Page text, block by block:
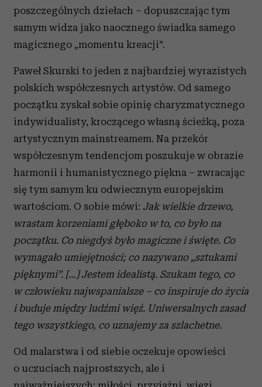
poszczególnych dziełach – dopuszczając tym
samym widza jako naocznego świadka samego
magicznego „momentu kreacji”.
Paweł Skurski to jeden z najbardziej wyrazistych
polskich współczesnych artystów. Od samego
początku zyskał sobie opinię charyzmatycznego
indywidualisty, kroczącego własną ścieżką, poza
artystycznym mainstreamem. Na przekór
współczesnym tendencjom poszukuje w obrazie
harmonii i humanistycznego piękna – zwracając
się tym samym ku odwiecznym europejskim
wartościom. O sobie mówi: Jak wielkie drzewo,
wrastam korzeniami głęboko w to, co było na
początku. Co niegdyśbyło magiczne iświęte. Co
wymagało umiejętności; co nazywano „sztukami
pięknymi”. […] Jestem idealistą. Szukam tego, co
w człowieku najwspanialsze – co inspiruje dożycia
i buduje między ludźmi więź. Uniwersalnych zasad
tego wszystkiego, co uznajemy za szlachetne.
Od malarstwa i od siebie oczekuje opowieści
o uczuciach najprostszych, ale i